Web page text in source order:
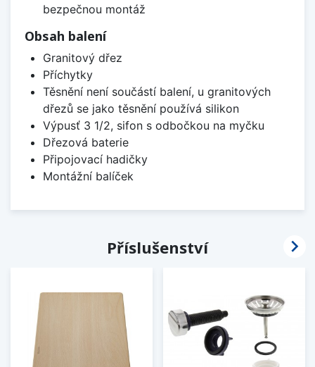
bezpečnou montáž
Obsah balení
Granitový dřez
Příchytky
Těsnění není součástí balení, u granitových
dřezů se jako těsnění používá silikon
Výpusť 3 1/2, sifon s odbočkou na myčku
Dřezová baterie
Připojovací hadičky
Montážní balíček
Příslušenství 